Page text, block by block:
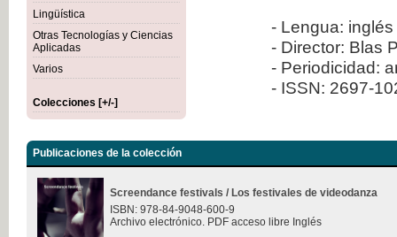
Lingüística
Otras Tecnologías y Ciencias
Aplicadas
Varios
Colecciones [+/-]
- Lengua:
- Director: Blas
- Periodicidad:
- ISSN: 2697-
Publicaciones de la colección
Screendance festivals / Los festivales de videodanza
ISBN: 978-84-9048-600-9
Archivo electrónico. PDF acceso libre Inglés